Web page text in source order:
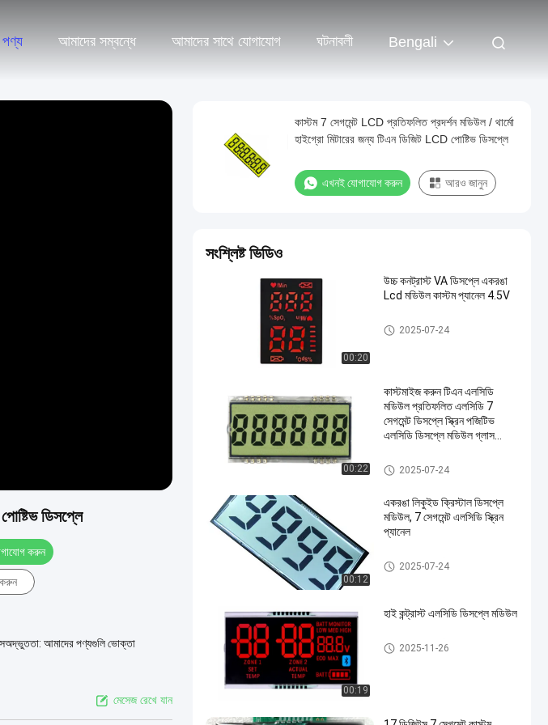
পণ্য আমাদের সম্বন্ধে আমাদের সাথে যোগাযোগ ঘটনাবলী Bengali
ডিসপ্লে
করুন
করুন
এসঅদ্ভুততা: আমাদের পণ্যগুলি ভোক্তা
মেসেজ রেখে যান
কাস্টম 7 সেগমেন্ট LCD প্রতিফলিত প্রদর্শন মডিউল / থার্মো
হাইগ্রো মিটারের জন্য টিএন ডিজিট LCD পোষ্টিভ ডিসপ্লে
এখনই যোগাযোগ করুন আরও জানুন
সংশ্লিষ্ট ভিডিও
00:20
উচ্চ কনট্রাস্ট VA ডিসপ্লে একরঙা
Lcd মডিউল কাস্টম প্যানেল 4.5V
কাস্টম LCD প্রদর্শন
2025-07-24
00:22
কাস্টমাইজ করুন টিএন এলসিডি
মডিউল প্রতিফলিত এলসিডি 7
সেগমেন্ট ডিসপ্লে স্ক্রিন পজিটিভ
এলসিডি ডিসপ্লে মডিউল গ্লাস
কাস্টম LCD প্রদর্শন
2025-07-24
00:12
একরঙা লিকুইড ক্রিস্টাল ডিসপ্লে
মডিউল, 7 সেগমেন্ট এলসিডি স্ক্রিন
প্যানেল
কাস্টম LCD প্রদর্শন
2025-07-24
00:19
হাই কন্ট্রাস্ট এলসিডি ডিসপ্লে মডিউল
কাস্টম LCD প্রদর্শন
2025-11-26